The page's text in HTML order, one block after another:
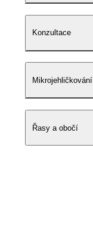
Konzultace
Mikrojehličkování
Řasy a obočí